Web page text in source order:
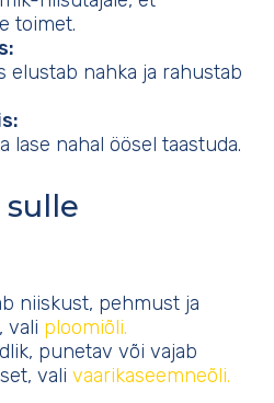
toimet.
elustab nahka ja rahustab
lase nahal öösel taastuda.
niiskust, pehmust ja
vali ploomiõli.
punetav või vajab
vali vaarikaseemneõli.